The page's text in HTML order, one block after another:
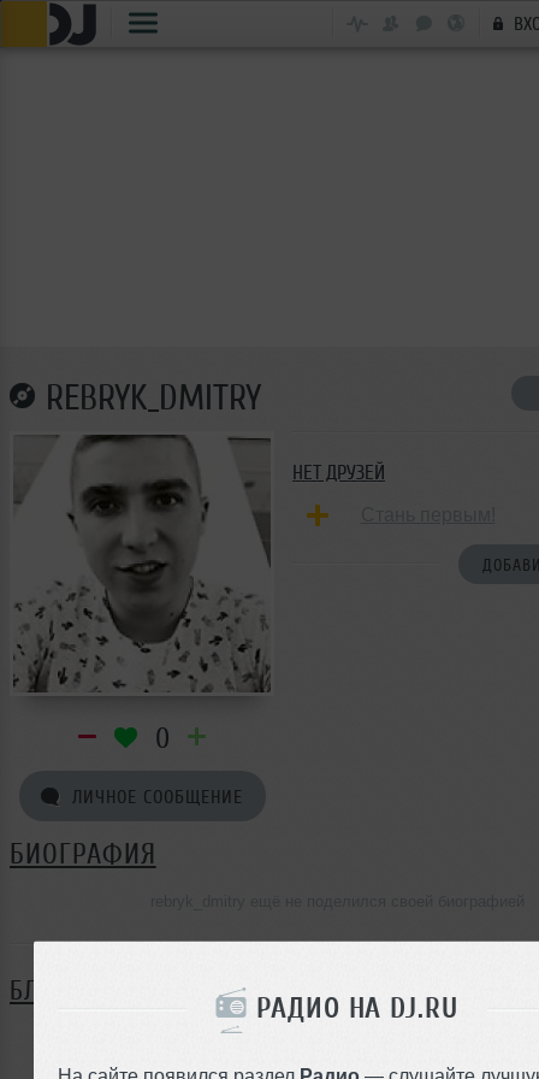
РАДИО НА DJ.RU
На сайте появился раздел Радио — слушайте
REBRYK_DMITRY
0
ЛИЧНОЕ СООБЩЕНИЕ
НЕТ ДРУЗЕЙ
БИОГРАФИЯ
БЛОГ